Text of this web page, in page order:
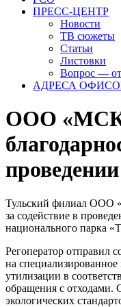
ПРЕСС-ЦЕНТР
Новости
ТВ сюжеты
Статьи
Листовки
Вопрос —
АДРЕСА
ООО
Тульский филиал ООО
за содействие в
национального парка
Регоператор отправил
на
утилизации в
обращения с отходами.
экологических